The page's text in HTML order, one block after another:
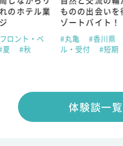
ホテル業
ント・ベ
#秋
ものの出会いを
ゾートバイト！
#丸亀 #香川県
#
ル・受付
#短期
体験談一